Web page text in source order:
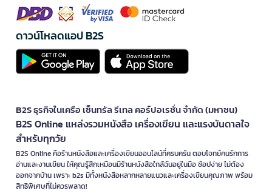
ดาวน์โหลดแอป B2S
B2S ธุรกิจในเครือ เซ็นทรัล รีเทล คอร์ปอเรชั่น จำกัด (มหาชน)
B2S Online แหล่งรวมหนังสือ เครื่องเขียน และแรงบันดาลใจ
สำหรับทุกวัย
B2S Online คือร้านหนังสือและเครื่องเขียนออนไลน์ที่ครบครัน ตอบโจทย์คนรักการ
อ่านและงานเขียน ให้คุณรู้สึกเหมือนมีร้านหนังสือใกล้ฉันอยู่ในมือ ช้อปง่าย ไม่ต้อง
ออกจากบ้าน เพราะ b2s มีทั้งหนังสือหลากหลายแนวและเครื่องเขียนคุณภาพ พร้อม
สิทธิพิเศษที่ไม่ควรพลาด!